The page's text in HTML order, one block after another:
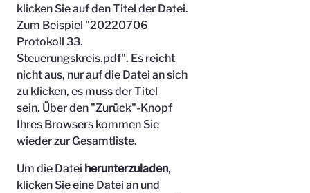
klicken Sie auf den Titel der Datei.
Zum Beispiel "20220706
Protokoll 33.
Steuerungskreis.pdf". Es reicht
nicht aus, nur auf die Datei an sich
zu klicken, es muss der Titel
sein. Über den "Zurück"-Knopf
Ihres Browsers kommen Sie
wieder zur Gesamtliste.
Um die Datei herunterzuladen,
klicken Sie eine Datei an und